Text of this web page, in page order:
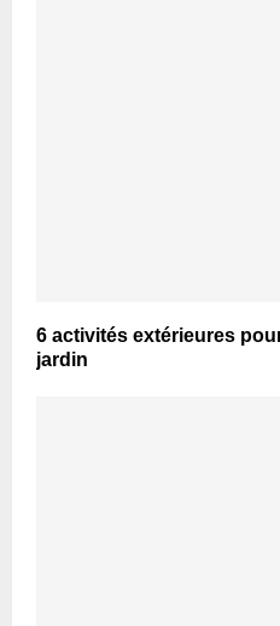
6 activités extérieures
jardin